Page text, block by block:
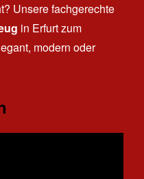
Unsere fachgerechte
in Erfurt zum
modern oder